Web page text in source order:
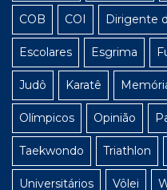
COB COI Dirigente
Escolares Esgrima
Judô Karatê
Olímpicos Opinião
Taekwondo Triathlon
Universitários Vôlei